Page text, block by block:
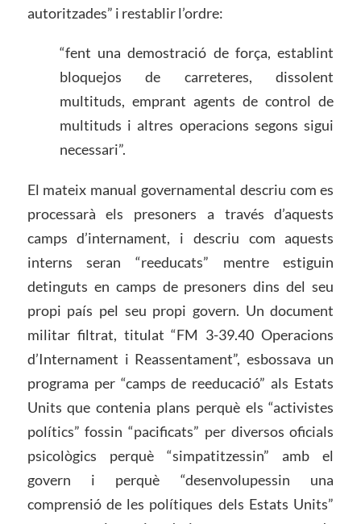
autoritzades” i restablir l’ordre:
“fent una demostració de força, establint
bloquejos de carreteres, dissolent
multituds, emprant agents de control de
multituds i altres operacions segons sigui
necessari”.
El mateix manual governamental descriu com es
processarà els presoners a través d’aquests
camps d’internament, i descriu com aquests
interns seran “reeducats” mentre estiguin
detinguts en camps de presoners dins del seu
propi país pel seu propi govern. Un document
militar filtrat, titulat “FM 3-39.40 Operacions
d’Internament i Reassentament”, esbossava un
programa per “camps de reeducació” als Estats
Units que contenia plans perquè els “activistes
polítics” fossin “pacificats” per diversos oficials
psicològics perquè “simpatitzessin” amb el
govern i perquè “desenvolupessin una
comprensió de les polítiques dels Estats Units”